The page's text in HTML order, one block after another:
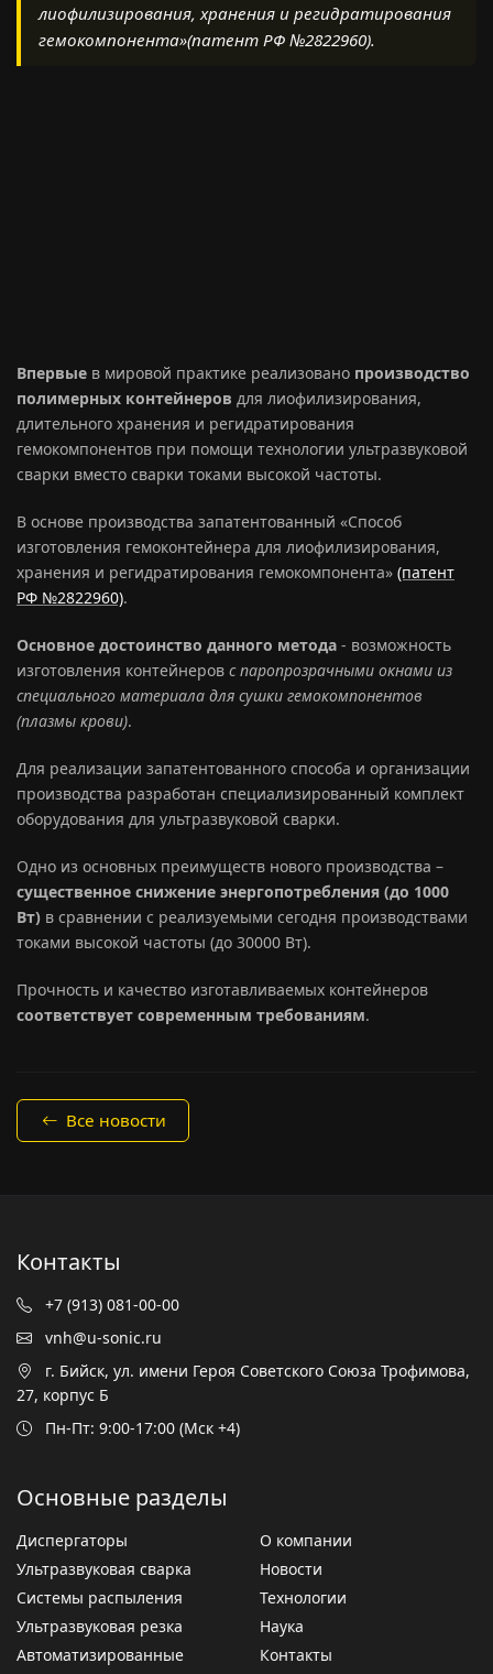
лиофилизирования, хранения и регидратирования
гемокомпонента»(патент РФ №2822960).
Впервые в мировой практике реализовано производство
полимерных контейнеров для лиофилизирования,
длительного хранения и регидратирования
гемокомпонентов при помощи технологии ультразвуковой
сварки вместо сварки токами высокой частоты.
В основе производства запатентованный «Способ
изготовления гемоконтейнера для лиофилизирования,
хранения и регидратирования гемокомпонента» (патент
РФ №2822960).
Основное достоинство данного метода - возможность
изготовления контейнеров с паропрозрачными окнами из
специального материала для сушки гемокомпонентов
(плазмы крови).
Для реализации запатентованного способа и организации
производства разработан специализированный комплект
оборудования для ультразвуковой сварки.
Одно из основных преимуществ нового производства –
существенное снижение энергопотребления (до 1000
Вт) в сравнении с реализуемыми сегодня производствами
токами высокой частоты (до 30000 Вт).
Прочность и качество изготавливаемых контейнеров
соответствует современным требованиям.
Все новости
Контакты
+7 (913) 081-00-00
vnh@u-sonic.ru
г. Бийск, ул. имени Героя Советского Союза Трофимова,
27, корпус Б
Пн-Пт: 9:00-17:00 (Мск +4)
Основные разделы
Диспергаторы
Ультразвуковая сварка
Системы распыления
Ультразвуковая резка
Автоматизированные
О компании
Новости
Технологии
Наука
Контакты